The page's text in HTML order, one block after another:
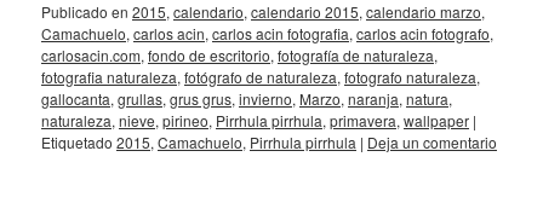
Publicado en 2015, calendario, calendario 2015, calendario marzo,
Camachuelo, carlos acin, carlos acin fotografia, carlos acin fotografo,
carlosacin.com, fondo de escritorio, fotografía de naturaleza,
fotografia naturaleza, fotógrafo de naturaleza, fotografo naturaleza,
gallocanta, grullas, grus grus, invierno, Marzo, naranja, natura,
naturaleza, nieve, pirineo, Pirrhula pirrhula, primavera, wallpaper |
Etiquetado 2015, Camachuelo, Pirrhula pirrhula | Deja un comentario